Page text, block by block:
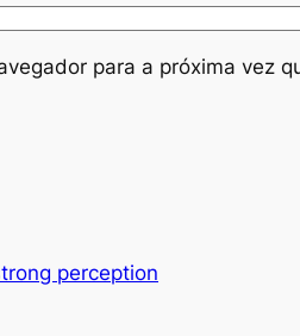
para a próxima vez
perception